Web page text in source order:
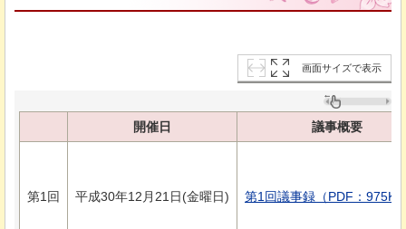
画面サイズで表示
開催日 議事概要
第1回 平成30年12月21日(金曜日) 第1回議事録（PDF：